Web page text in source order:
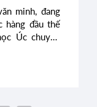
minh, đang
hàng đầu thế
Úc chuyển